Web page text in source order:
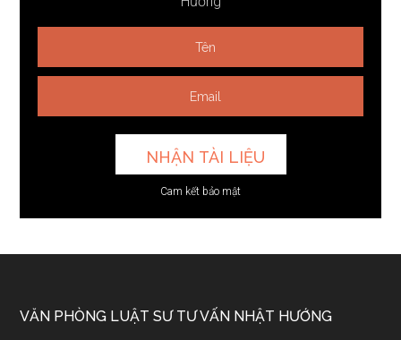
Cam kết bảo mật
Footer
VĂN PHÒNG LUẬT SƯ TƯ VẤN NHẬT HƯỚNG